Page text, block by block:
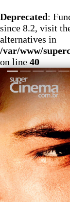
Deprecated:
since 8.2, visit
alternatives in
/var/www/
on line40